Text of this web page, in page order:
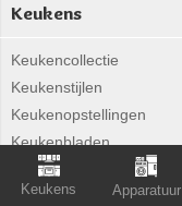
Keukens Apparatuur
Keukens
Keukencollectie
Keukenstijlen
Keukenopstellingen
Keukenbladen
next125
i-luminate keukens